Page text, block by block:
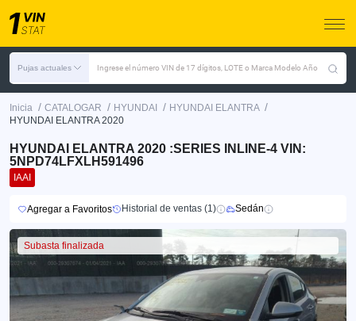
Pujas actuales Ingrese el número VIN de 17 dígitos, LOTE o Marca Modelo Año
Inicia / CATALOGAR / HYUNDAI / HYUNDAI ELANTRA /
HYUNDAI ELANTRA 2020
HYUNDAI ELANTRA 2020 :SERIES INLINE-4 VIN:
5NPD74LFXLH591496
IAAI
Agregar a Favoritos Historial de ventas (1) Sedán
Subasta finalizada